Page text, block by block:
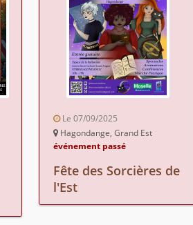
Le 07/09/2025
Hagondange, Grand Est
événement passé
Fête des Sorcières de
l'Est